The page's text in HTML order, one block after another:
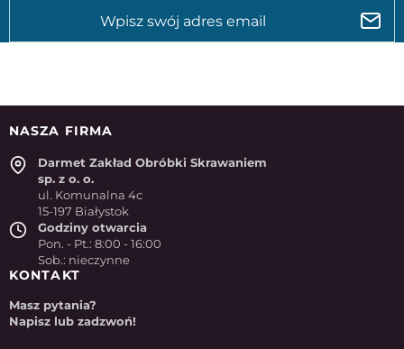
NASZA FIRMA
Darmet Zakład Obróbki Skrawaniem
sp. z o. o.
ul. Komunalna 4c
15-197 Białystok
Godziny otwarcia
Pon. - Pt.: 8:00 - 16:00
Sob.: nieczynne
KONTAKT
Masz pytania?
Napisz lub zadzwoń!